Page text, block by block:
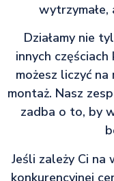
Działamy nie
innych
możesz liczyć
montaż. Nasz
zadba o to, by
Jeśli zależy Ci
konkurencyjnej